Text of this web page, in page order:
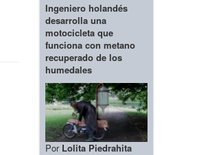
Ingeniero holandés
desarrolla una
motocicleta que
funciona con metano
recuperado de los
humedales
Por Lolita Piedrahita